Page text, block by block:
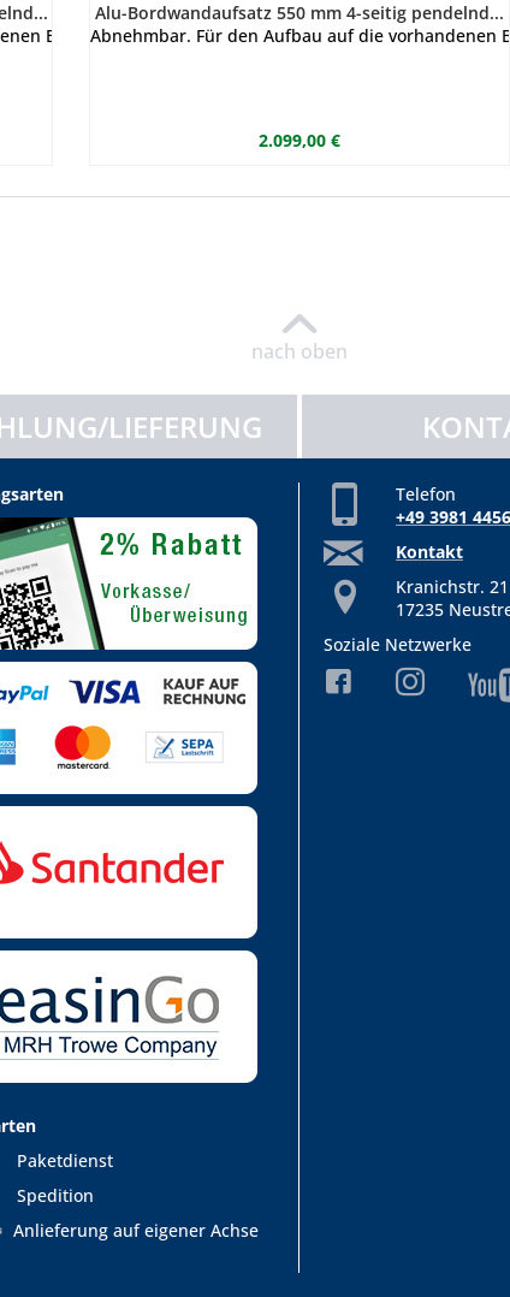
Bordwände.
Alu-Bordwandaufsatz 550 mm 4-seitig pendelnd...
Abnehmbar. Für den Aufbau auf die vorhandenen
2.099,00 €
nach oben
LIEFERUNG
Paketdienst
Spedition
Anlieferung auf eigener Achse
Telefon
+49 3981
Kontakt
Kranichstr. 21
17235
Soziale Netzwerke